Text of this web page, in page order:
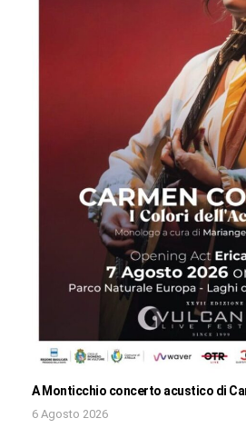
A Monticchio concerto acustico di
6 Agosto 2026